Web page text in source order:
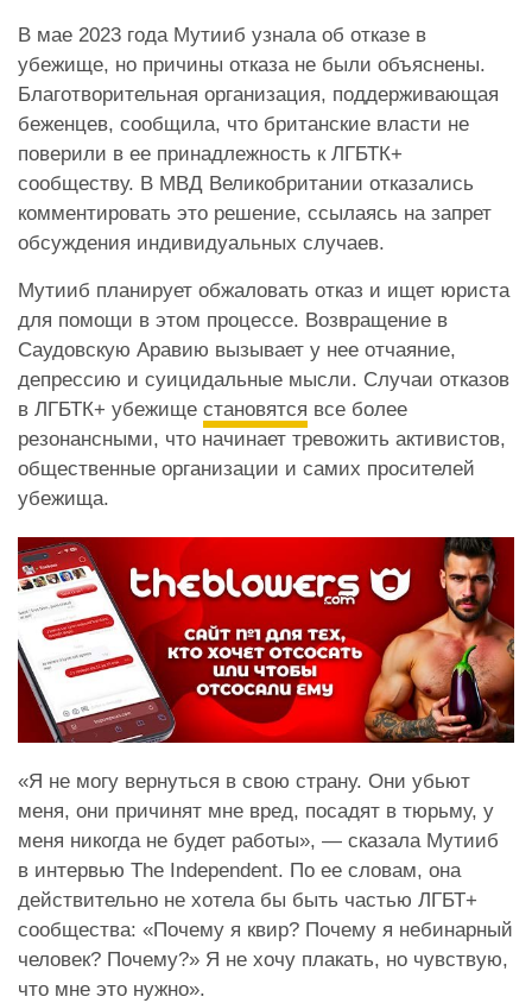
В мае 2023 года Мутииб узнала об отказе в
убежище, но причины отказа не были объяснены.
Благотворительная организация, поддерживающая
беженцев, сообщила, что британские власти не
поверили в ее принадлежность к ЛГБТК+
сообществу. В МВД Великобритании отказались
комментировать это решение, ссылаясь на запрет
обсуждения индивидуальных случаев.
Мутииб планирует обжаловать отказ и ищет юриста
для помощи в этом процессе. Возвращение в
Саудовскую Аравию вызывает у нее отчаяние,
депрессию и суицидальные мысли. Случаи отказов
в ЛГБТК+ убежище становятся все более
резонансными, что начинает тревожить активистов,
общественные организации и самих просителей
убежища.
«Я не могу вернуться в свою страну. Они убьют
меня, они причинят мне вред, посадят в тюрьму, у
меня никогда не будет работы», — сказала Мутииб
в интервью The Independent. По ее словам, она
действительно не хотела бы быть частью ЛГБТ+
сообщества: «Почему я квир? Почему я небинарный
человек? Почему?» Я не хочу плакать, но чувствую,
что мне это нужно».